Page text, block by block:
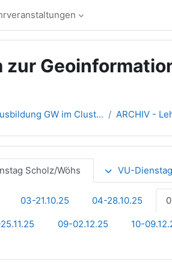
GW im Clust... ARCHIV -
Scholz/Wöhs VU-
03-21.10.25 04-28.10.25
09-02.12.25 10-